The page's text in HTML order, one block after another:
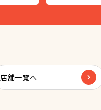
店舗一覧へ